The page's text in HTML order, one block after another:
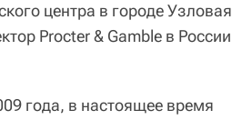
центра в городе Узловая
Procter & Gamble в России
года, в настоящее время